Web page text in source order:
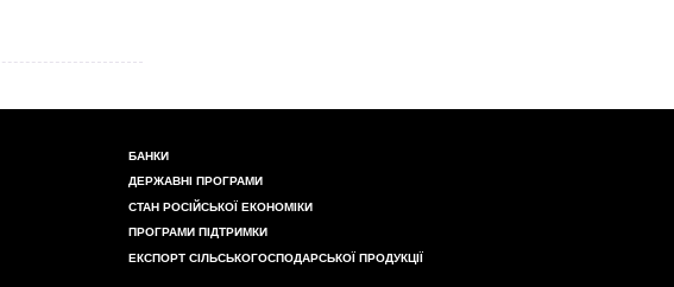
БАНКИ
ДЕРЖАВНІ ПРОГРАМИ
СТАН РОСІЙСЬКОЇ ЕКОНОМІКИ
ПРОГРАМИ ПІДТРИМКИ
ЕКСПОРТ СІЛЬСЬКОГОСПОДАРСЬКОЇ ПРОДУКЦІЇ